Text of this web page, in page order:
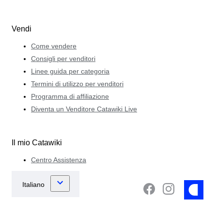
Vendi
Come vendere
Consigli per venditori
Linee guida per categoria
Termini di utilizzo per venditori
Programma di affiliazione
Diventa un Venditore Catawiki Live
Il mio Catawiki
Centro Assistenza